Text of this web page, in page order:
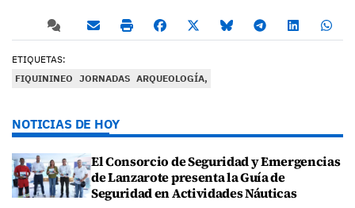
ETIQUETAS:
FIQUININEO JORNADAS ARQUEOLOGÍA,
NOTICIAS DE HOY
El Consorcio de Seguridad y Emergencias
de Lanzarote presenta la Guía de
Seguridad en Actividades Náuticas